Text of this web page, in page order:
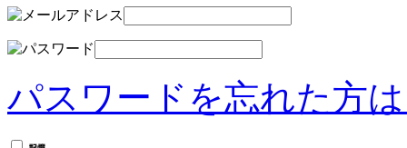
パスワードを忘れた方